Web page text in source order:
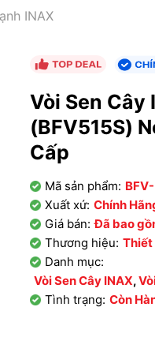
INAX
Vòi Sen Cây
(BFV515S)
Cấp
Mã sản phẩm:
Xuất xứ: Chính
Giá bán: Đã bao
Thương hiệu: Thiết
Danh mục:
Vòi Sen Cây INAX,
Tình trạng: Còn